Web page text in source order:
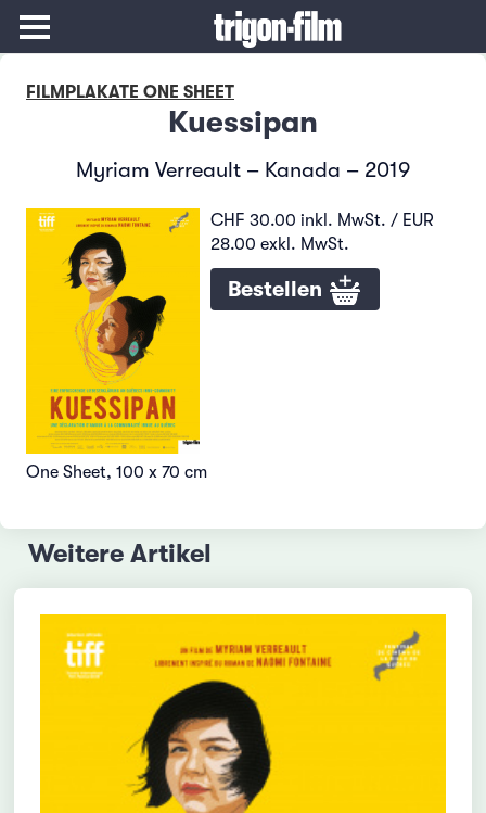
FILMPLAKATE ONE SHEET
Kuessipan
Myriam Verreault – Kanada – 2019
CHF 30.00 inkl. MwSt. / EUR
28.00 exkl. MwSt.
Bestellen
One Sheet, 100 x 70 cm
Weitere Artikel